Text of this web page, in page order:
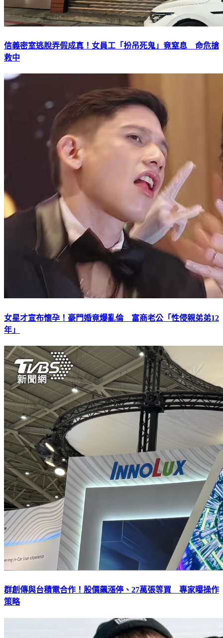
信義密室逃脫弄假成真！女員工「扮吊死鬼」竟窒息 命危搶
救中
女星才宣布懷孕！豪門婚竟爆亂倫 富商老公「性侵親弟弟12
年」
群創傳與台積電合作！股價飆漲停、27萬張等買 專家曝操作
策略